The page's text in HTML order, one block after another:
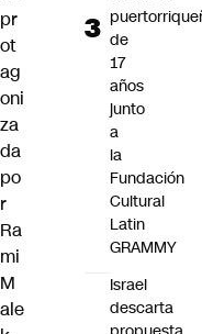
pr
ot
ag
oni
za
da
po
r
Ra
mi
M
ale
de
17
años
junto
a
la
Fundación
Cultural
Latin
GRAMMY
Israel
descarta